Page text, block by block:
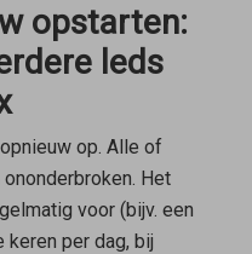
opstarten:
leds
op. Alle of
Het
voor (bijv. een
keren per dag, bij